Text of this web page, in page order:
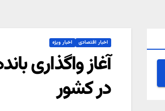
اخبار اقتصادی اخبار ویژه
آغاز واگذاری
در کشور